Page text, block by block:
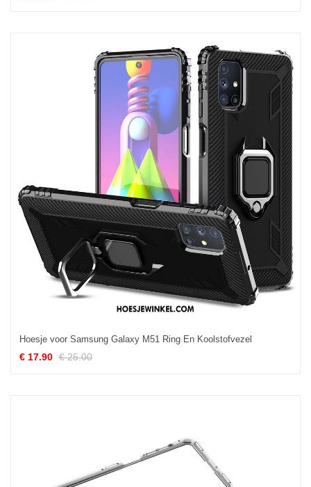
Hoesje voor Samsung Galaxy M51 Ring En Koolstofvezel
€ 17.90 € 25.00